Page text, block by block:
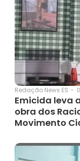
Redação News ES -
Emicida leva
obra dos
Movimento